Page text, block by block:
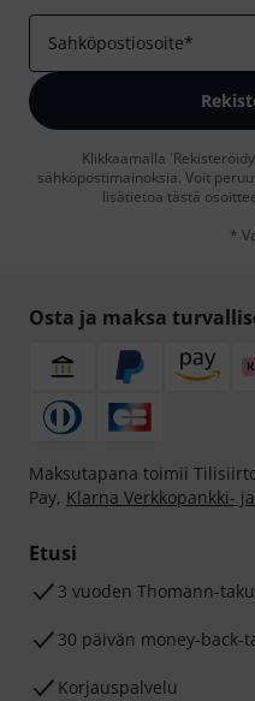
Sahköpostiosoite*
Klikkaamalla
sähköpostimainoksia. Voit
lisätietoa tästä
*
Osta ja maksa
Maksutapana toimii
Pay, Klarna Verkkopankki-
Etusi
3 vuoden Thomann-
30 päivän money-back-
Korjauspalvelu